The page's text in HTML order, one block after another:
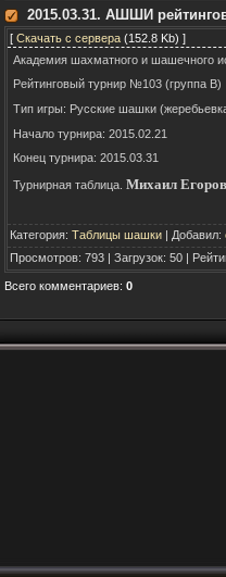
2015.03.31. АШШИ
[ Скачать с сервера (152.8 Kb) ]
Академия шахматного и шашечного
Рейтинговый турнир №103 (группа В)
Тип игры: Русские шашки
Начало турнира: 2015.02.21
Конец турнира: 2015.03.31
Турнирная таблица. Михаил Егоров
Категория: Таблицы шашки | Добавил:
Просмотров: 793 | Загрузок: 50 |
Всего комментариев: 0